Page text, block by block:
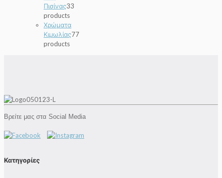
Πισίνας33
products
Χρώματα
Κιμωλίας77
products
Βρείτε μας στα Social Media
Κατηγορίες